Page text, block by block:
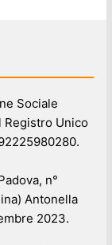
Sociale
Registro Unico
n°
Antonella
2023.